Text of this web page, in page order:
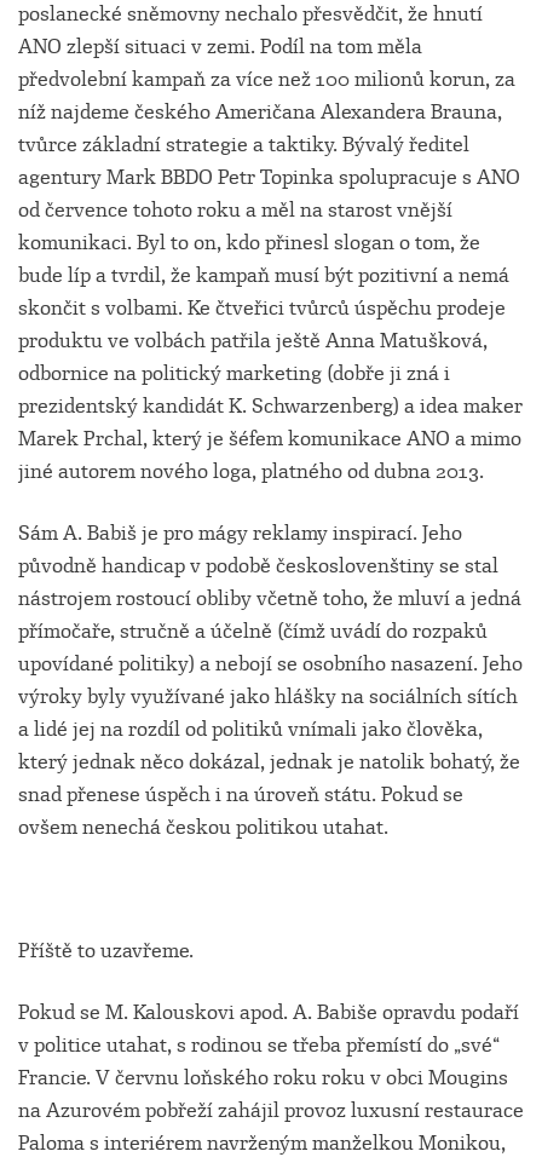
poslanecké sněmovny nechalo přesvědčit, že hnutí
ANO zlepší situaci v zemi. Podíl na tom měla
předvolební kampaň za více než 100 milionů korun, za
níž najdeme českého Američana Alexandera Brauna,
tvůrce základní strategie a taktiky. Bývalý ředitel
agentury Mark BBDO Petr Topinka spolupracuje s ANO
od července tohoto roku a měl na starost vnější
komunikaci. Byl to on, kdo přinesl slogan o tom, že
bude líp a tvrdil, že kampaň musí být pozitivní a nemá
skončit s volbami. Ke čtveřici tvůrců úspěchu prodeje
produktu ve volbách patřila ještě Anna Matušková,
odbornice na politický marketing (dobře ji zná i
prezidentský kandidát K. Schwarzenberg) a idea maker
Marek Prchal, který je šéfem komunikace ANO a mimo
jiné autorem nového loga, platného od dubna 2013.
Sám A. Babiš je pro mágy reklamy inspirací. Jeho
původně handicap v podobě českoslovenštiny se stal
nástrojem rostoucí obliby včetně toho, že mluví a jedná
přímočaře, stručně a účelně (čímž uvádí do rozpaků
upovídané politiky) a nebojí se osobního nasazení. Jeho
výroky byly využívané jako hlášky na sociálních sítích
a lidé jej na rozdíl od politiků vnímali jako člověka,
který jednak něco dokázal, jednak je natolik bohatý, že
snad přenese úspěch i na úroveň státu. Pokud se
ovšem nenechá českou politikou utahat.
Příště to uzavřeme.
Pokud se M. Kalouskovi apod. A. Babiše opravdu podaří
v politice utahat, s rodinou se třeba přemístí do „své“
Francie. V červnu loňského roku roku v obci Mougins
na Azurovém pobřeží zahájil provoz luxusní restaurace
Paloma s interiérem navrženým manželkou Monikou,